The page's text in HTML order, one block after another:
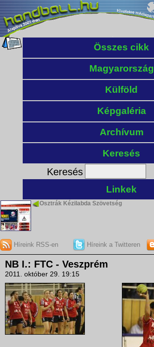
Összes cikk
Magyarország
Külföld
Képgaléria
Archívum
Keresés
Keresés
Linkek
Osztrák Kézilabda Szövetség
Híreink RSS-en Híreink a Twitteren
NB I.: FTC - Veszprém
2011. október 29. 19:15